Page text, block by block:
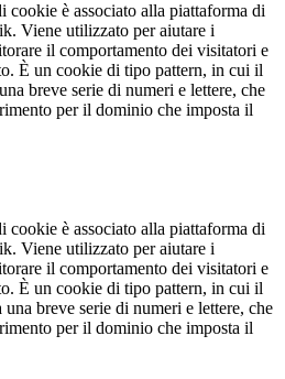
cookie è associato alla piattaforma di
Viene utilizzato per aiutare i
il comportamento dei visitatori e
È un cookie di tipo pattern, in cui il
breve serie di numeri e lettere, che
per il dominio che imposta il
cookie è associato alla piattaforma di
Viene utilizzato per aiutare i
il comportamento dei visitatori e
È un cookie di tipo pattern, in cui il
breve serie di numeri e lettere, che
per il dominio che imposta il